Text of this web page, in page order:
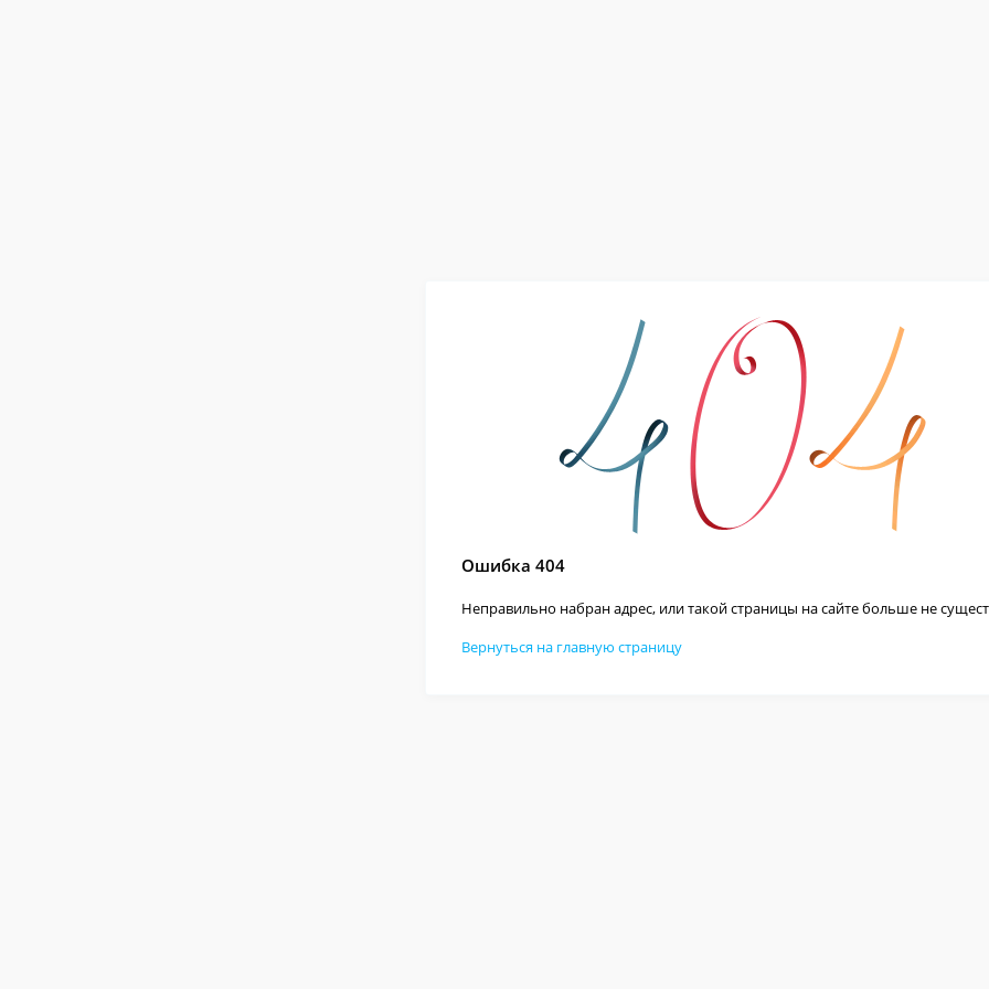
Ошибка 404
Неправильно набран адрес, или такой страницы на сайте больше не
Вернуться на главную страницу